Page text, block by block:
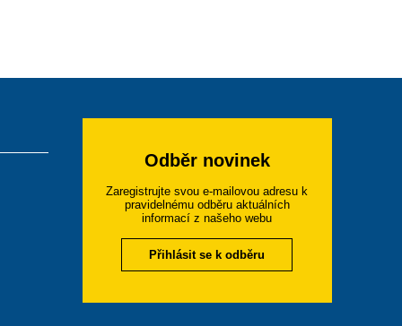
Odběr novinek
Zaregistrujte svou e-mailovou adresu k
pravidelnému odběru aktuálních
informací z našeho webu
Přihlásit se k odběru